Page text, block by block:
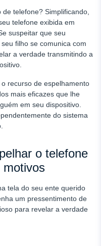
telefone? Simplificando,
telefone exibida em
suspeitar que seu
filho se comunica com
a verdade transmitindo a
recurso de espelhamento
mais eficazes que lhe
em seu dispositivo.
do sistema
o telefone
motivos
tela do seu ente querido
um pressentimento de
para revelar a verdade